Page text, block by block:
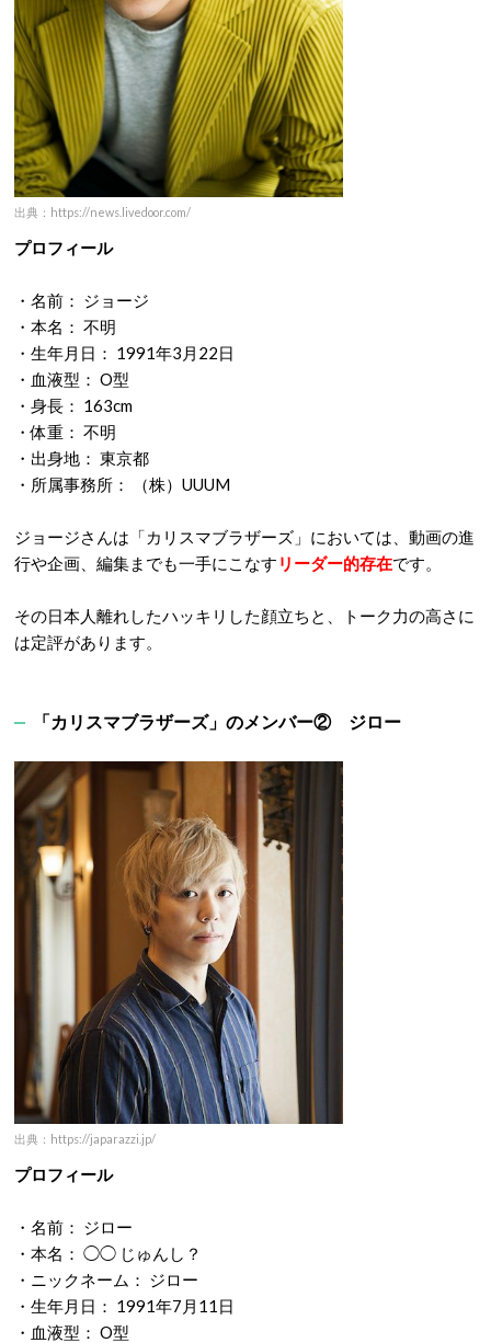
出典：https://news.livedoor.com/
プロフィール
・名前： ジョージ
・本名： 不明
・生年月日： 1991年3月22日
・血液型： O型
・身長： 163cm
・体重： 不明
・出身地： 東京都
・所属事務所： （株）UUUM
ジョージさんは「カリスマブラザーズ」においては、動画の進
行や企画、編集までも一手にこなす リーダー的存在です。
その日本人離れしたハッキリした顔立ちと、トーク力の高さに
は定評があります。
「カリスマブラザーズ」のメンバー② ジロー
出典：https://japarazzi.jp/
プロフィール
・名前： ジロー
・本名： ◯◯ じゅんし？
・ニックネーム： ジロー
・生年月日： 1991年7月11日
・血液型： O型